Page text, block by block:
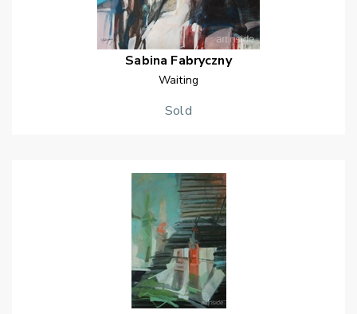
Sabina Fabryczny
Waiting
Sold